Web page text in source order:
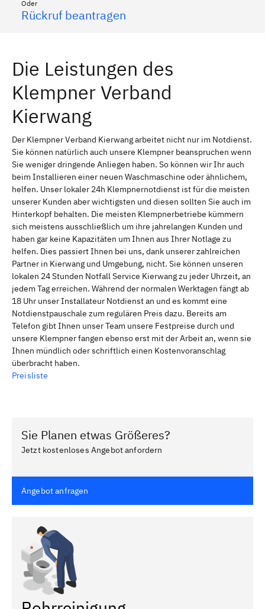
Oder
Rückruf beantragen
Die Leistungen des
Klempner Verband
Kierwang
Der Klempner Verband Kierwang arbeitet nicht nur im Notdienst.
Sie können natürlich auch unsere Klempner beanspruchen wenn
Sie weniger dringende Anliegen haben. So können wir Ihr auch
beim Installieren einer neuen Waschmaschine oder ähnlichem,
helfen. Unser lokaler 24h Klempnernotdienst ist für die meisten
unserer Kunden aber wichtigsten und diesen sollten Sie auch im
Hinterkopf behalten. Die meisten Klempnerbetriebe kümmern
sich meistens ausschließlich um ihre jahrelangen Kunden und
haben gar keine Kapazitäten um Ihnen aus Ihrer Notlage zu
helfen. Dies passiert Ihnen bei uns, dank unserer zahlreichen
Partner in Kierwang und Umgebung, nicht. Sie können unseren
lokalen 24 Stunden Notfall Service Kierwang zu jeder Uhrzeit, an
jedem Tag erreichen. Während der normalen Werktagen fängt ab
18 Uhr unser Installateur Notdienst an und es kommt eine
Notdienstpauschale zum regulären Preis dazu. Bereits am
Telefon gibt Ihnen unser Team unsere Festpreise durch und
unsere Klempner fangen ebenso erst mit der Arbeit an, wenn sie
Ihnen mündlich oder schriftlich einen Kostenvoranschlag
überbracht haben.
Preisliste
Sie Planen etwas Größeres?
Jetzt kostenloses Angebot anfordern
Angebot anfragen